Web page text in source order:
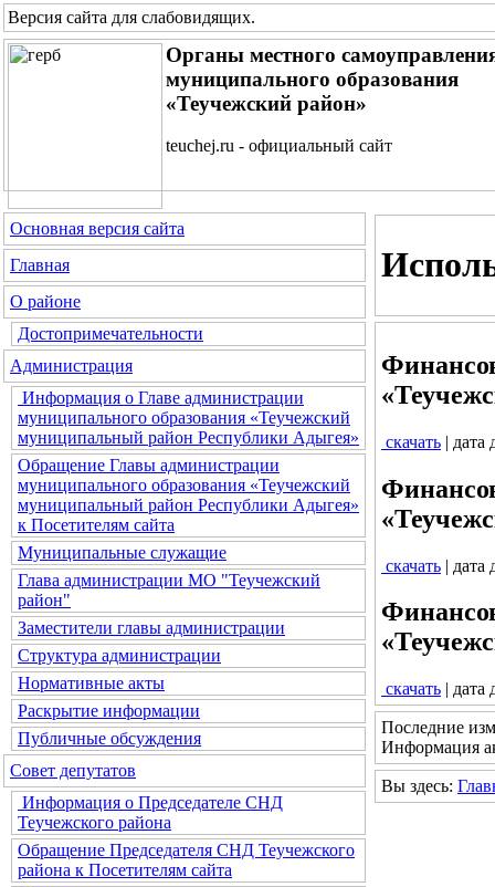
Версия сайта для слабовидящих.
Органы местного
муниципального образования
«Теучежский район»
teuchej.ru - официальный сайт
Основная версия сайта
Главная
О районе
Достопримечательности
Администрация
Информация о Главе администрации
муниципального образования «Теучежский
муниципальный район Республики Адыгея»
Обращение Главы администрации
муниципального образования «Теучежский
муниципальный район Республики Адыгея»
к Посетителям сайта
Муниципальные служащие
Глава администрации МО "Теучежский
район"
Заместители главы администрации
Структура администрации
Нормативные акты
Раскрытие информации
Публичные обсуждения
Совет депутатов
Информация о Председателе СНД
Теучежского района
Обращение Председателя СНД Теучежского
района к Посетителям сайта
скачать | дата
скачать | дата
скачать | дата
Последние
Информация
Вы здесь: